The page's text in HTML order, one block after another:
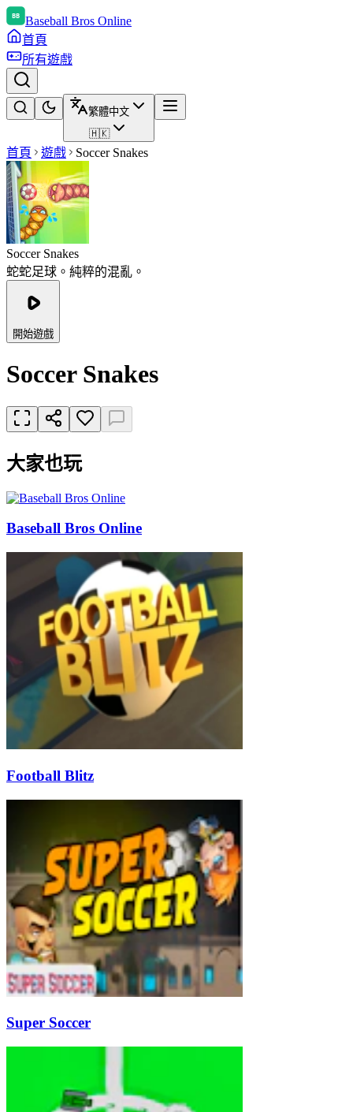
Baseball Bros Online
首頁
所有遊戲
繁體中文
🇭🇰
首頁 遊戲 Soccer Snakes
Soccer Snakes
蛇蛇足球。純粹的混亂。
開始遊戲
Soccer Snakes
大家也玩
Baseball Bros Online
Football Blitz
Super Soccer